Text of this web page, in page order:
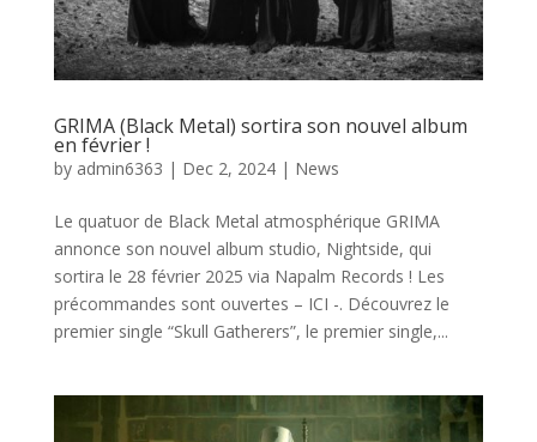
GRIMA (Black Metal) sortira son nouvel album
en février !
by admin6363 | Dec 2, 2024| News
Le quatuor de Black Metal atmosphérique GRIMA
annonce son nouvel album studio, Nightside, qui
sortira le 28 février 2025 via Napalm Records ! Les
précommandes sont ouvertes – ICI -. Découvrez le
premier single “Skull Gatherers”, le premier single,...